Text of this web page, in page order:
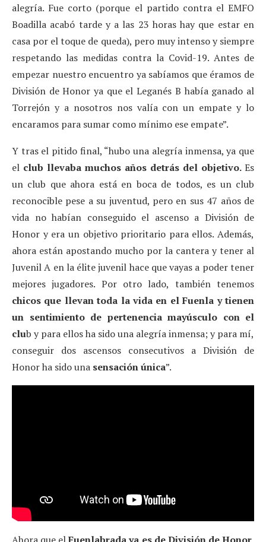
alegría. Fue corto (porque el partido contra el EMFO
Boadilla acabó tarde y a las 23 horas hay que estar en
casa por el toque de queda), pero muy intenso y siempre
respetando las medidas contra la Covid-19. Antes de
empezar nuestro encuentro ya sabíamos que éramos de
División de Honor ya que el Leganés B había ganado al
Torrejón y a nosotros nos valía con un empate y lo
encaramos para sumar como mínimo ese empate”.
Y tras el pitido final, “hubo una alegría inmensa, ya que
el club llevaba muchos años detrás del objetivo. Es
un club que ahora está en boca de todos, es un club
reconocible pese a su juventud, pero en sus 47 años de
vida no habían conseguido el ascenso a División de
Honor y era un objetivo prioritario para ellos. Además,
ahora están apostando mucho por la cantera y tener al
Juvenil A en la élite juvenil hace que vayas a poder tener
mejores jugadores. Por otro lado, también tenemos
chicos que llevan toda la vida en el Fuenla y tienen
un sentimiento de pertenencia mayúsculo con el
club y para ellos ha sido una alegría inmensa; y para mí,
conseguir dos ascensos consecutivos a División de
Honor ha sido una sensación única”.